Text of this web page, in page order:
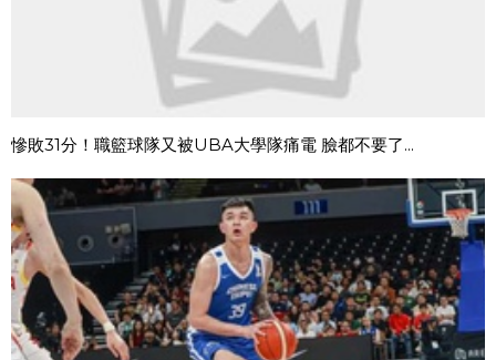
慘敗31分！職籃球隊又被UBA大學隊痛電 臉都不要了...